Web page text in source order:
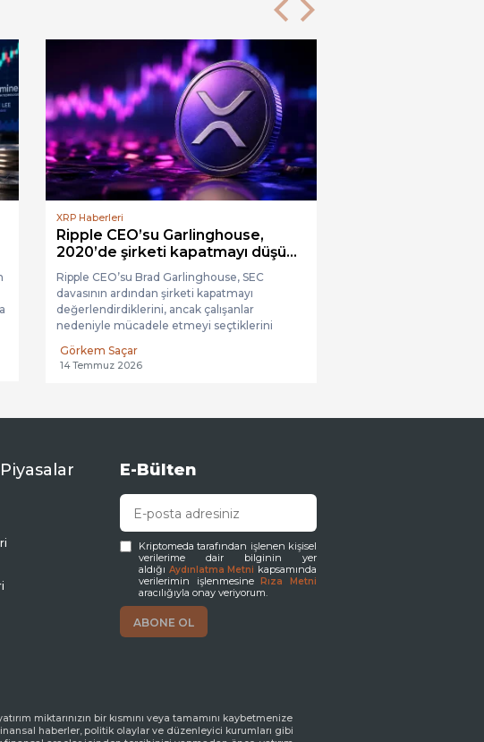
XRP Haberleri
Ripple CEO’su Garlinghouse,
2020’de şirketi kapatmayı düşü...
Ripple CEO’su Brad Garlinghouse, SEC
davasının ardından şirketi kapatmayı
değerlendirdiklerini, ancak çalışanlar
nedeniyle mücadele etmeyi seçtiklerini
2020 yılında...
Görkem Saçar
14 Temmuz 2026
Önceki
Sonraki
E-Bülten
Kriptomeda tarafından işlenen kişisel
verilerime dair bilginin yer
aldığı Aydınlatma Metni kapsamında
verilerimin işlenmesineRıza Metni
aracılığıyla onay veriyorum.
miktarınızın bir kısmını veya tamamını kaybetmenize
haberler, politik olaylar ve düzenleyici kurumları gibi